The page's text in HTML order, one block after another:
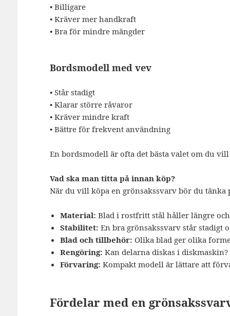
• Billigare
• Kräver mer handkraft
• Bra för mindre mängder
Bordsmodell med vev
• Står stadigt
• Klarar större råvaror
• Kräver mindre kraft
• Bättre för frekvent användning
En bordsmodell är ofta det bästa valet om du
Vad ska man titta på innan köp?
När du vill köpa en grönsakssvarv bör du tänka
Material: Blad i rostfritt stål håller längre
Stabilitet: En bra grönsakssvarv står stadigt
Blad och tillbehör: Olika blad ger olika
Rengöring: Kan delarna diskas i
Förvaring: Kompakt modell är lättare att
Fördelar med en